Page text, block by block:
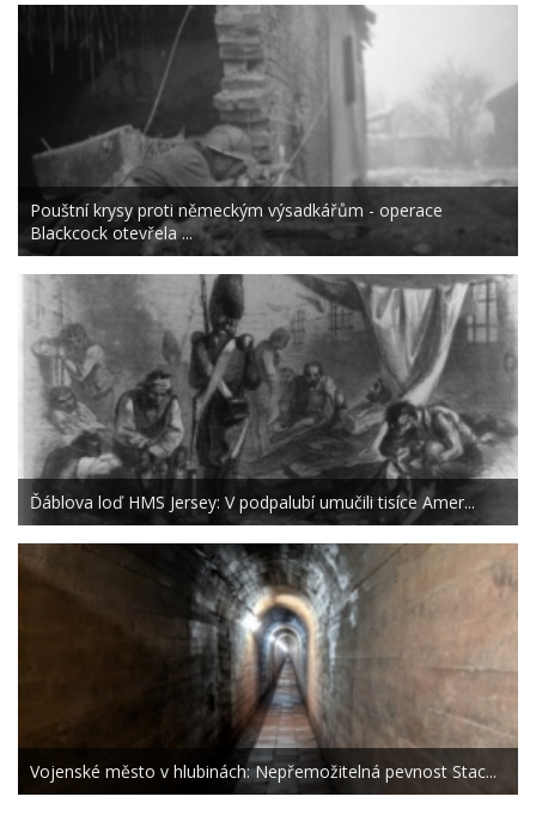
Pouštní krysy proti německým výsadkářům - operace
Blackcock otevřela ...
Ďáblova loď HMS Jersey: V podpalubí umučili tisíce Amer...
Vojenské město v hlubinách: Nepřemožitelná pevnost Stac...